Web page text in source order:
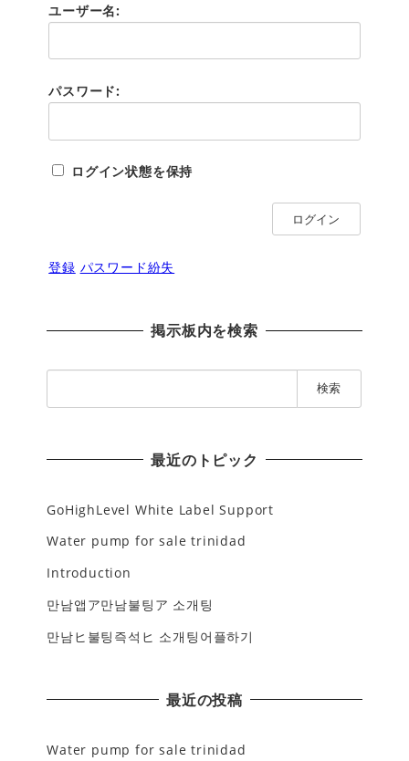
ユーザー名:
パスワード:
ログイン状態を保持
ログイン
登録 パスワード紛失
掲示板内を検索
索
最近のトピック
GoHighLevel White Label Support
Water pump for sale trinidad
Introduction
만남앱ア만남불팅ア 소개팅
만남ヒ불팅즉석ヒ 소개팅어플하기
最近の投稿
Water pump for sale trinidad